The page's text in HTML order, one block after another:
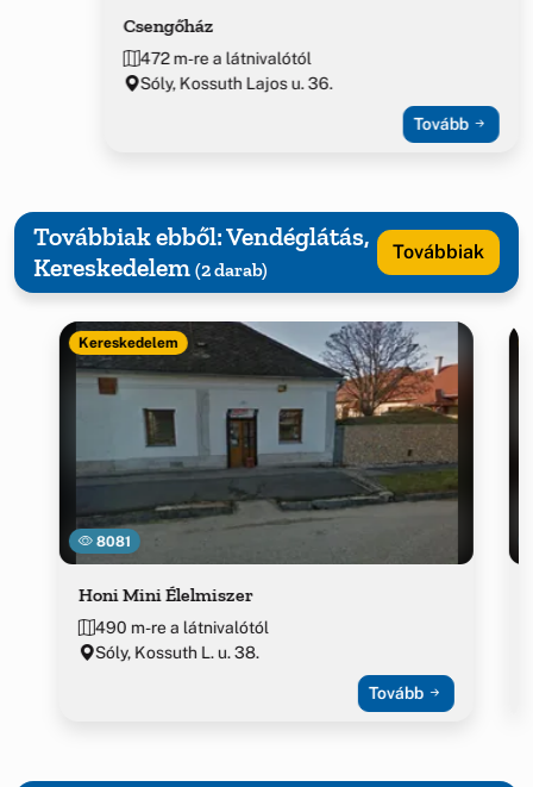
Csengőház
472 m-re a látnivalótól
Sóly, Kossuth Lajos u. 36.
Tovább
Továbbiak ebből: Vendéglátás,
Kereskedelem (2 darab)
Továbbiak
8081
Kereskedelem
Honi Mini Élelmiszer
490 m-re a látnivalótól
Sóly, Kossuth L. u. 38.
Tovább